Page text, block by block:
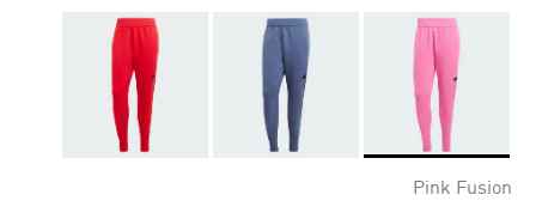
Pink Fusion